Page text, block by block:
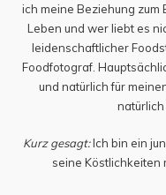
ich meine Beziehung zum
Leben und wer liebt es
leidenschaftlicher
Foodfotograf.
und natürlich für
Kurz gesagt:Ich bin ein
seine Köstlichkeiten